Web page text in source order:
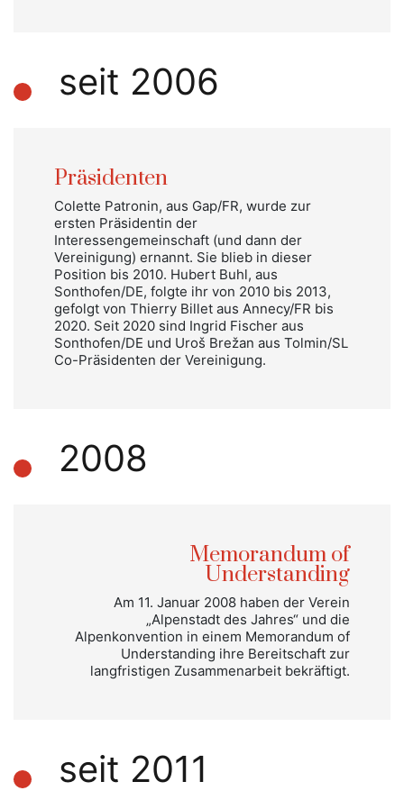
Präsidenten
Colette Patronin, aus Gap/FR, wurde zur
ersten Präsidentin der
Interessengemeinschaft (und dann der
Vereinigung) ernannt. Sie blieb in dieser
Position bis 2010. Hubert Buhl, aus
Sonthofen/DE, folgte ihr von 2010 bis 2013,
gefolgt von Thierry Billet aus Annecy/FR bis
2020. Seit 2020 sind Ingrid Fischer aus
Sonthofen/DE und Uroš Brežan aus Tolmin/SL
Co-Präsidenten der Vereinigung.
seit 2006
Memorandum of
Understanding
Am 11. Januar 2008 haben der Verein
„Alpenstadt des Jahres“ und die
Alpenkonvention in einem Memorandum of
Understanding ihre Bereitschaft zur
langfristigen Zusammenarbeit bekräftigt.
2008
seit 2011